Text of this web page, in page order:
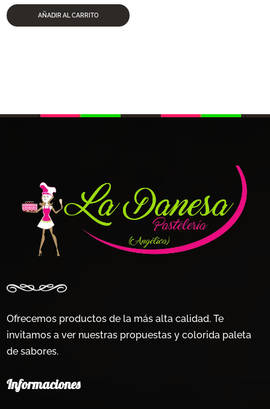
AÑADIR AL CARRITO
Ofrecemos productos de la más alta calidad. Te
invitamos a ver nuestras propuestas y colorida paleta
de sabores.
Informaciones